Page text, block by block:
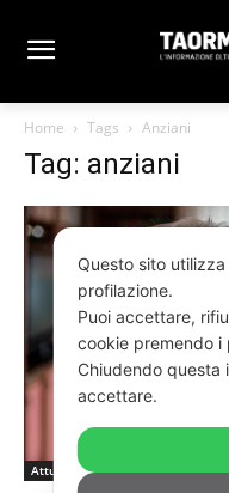
Home Tags Anziani
Tag: anziani
Attualità e Cronaca
Questo sito
profilazione.
Puoi accettare,
cookie premendo i
Chiudendo questa
accettare.